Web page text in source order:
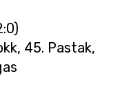
45. Pastak,